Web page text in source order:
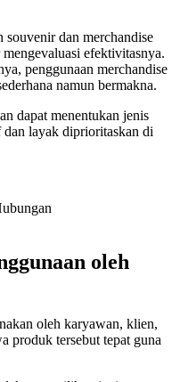
souvenir dan merchandise
efektivitasnya.
penggunaan merchandise
namun bermakna.
dapat menentukan jenis
layak diprioritaskan di
oleh
oleh karyawan, klien,
produk tersebut tepat guna